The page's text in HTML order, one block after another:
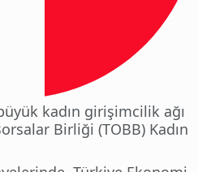
kadın girişimcilik ağı
Birliği (TOBB) Kadın